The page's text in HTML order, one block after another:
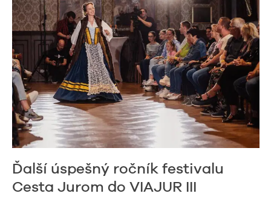
Ďalší úspešný ročník festivalu
Cesta Jurom do VIAJUR III